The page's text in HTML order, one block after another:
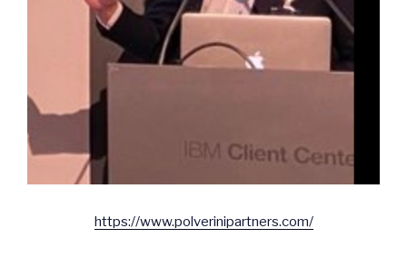
https://www.polverinipartners.com/